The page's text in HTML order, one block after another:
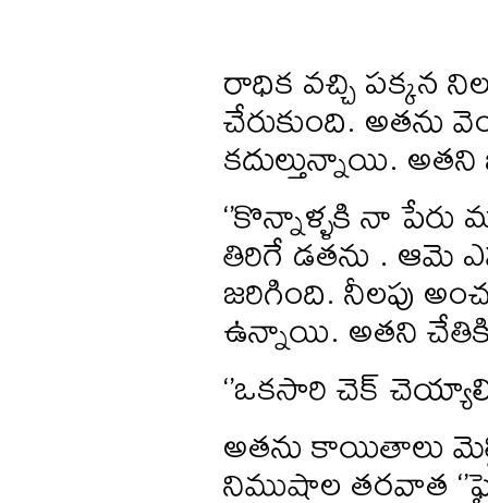
రాధిక వచ్చి పక్కన
చేరుకుంది. అతను
కదుల్తున్నాయి.
‘’కొన్నాళ్ళకి నా
తిరిగే డతను . ఆమె
జరిగింది. నీలపు
ఉన్నాయి. అతని
‘’ఒకసారి చెక్
అతను కాయితాలు
నిముషాల తరవాత